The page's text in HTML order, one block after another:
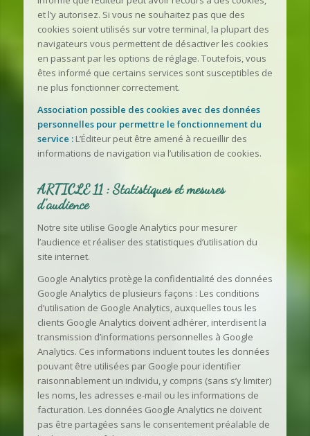
et l’y autorisez. Si vous ne souhaitez pas que des
cookies soient utilisés sur votre terminal, la plupart des
navigateurs vous permettent de désactiver les cookies
en passant par les options de réglage. Toutefois, vous
êtes informé que certains services sont susceptibles de
ne plus fonctionner correctement.
Association possible des cookies avec des données
personnelles pour permettre le fonctionnement du
service : L’Éditeur peut être amené à recueillir des
informations de navigation via l’utilisation de cookies.
ARTICLE 11 : Statistiques et mesures
d’audience
Notre site utilise Google Analytics pour mesurer
l’audience et réaliser des statistiques d’utilisation du
site internet.
Google Analytics protège la confidentialité des données
Google Analytics de plusieurs façons : Les conditions
d’utilisation de Google Analytics, auxquelles tous les
clients Google Analytics doivent adhérer, interdisent la
transmission d’informations personnelles à Google
Analytics. Ces informations incluent toutes les données
pouvant être utilisées par Google pour identifier
raisonnablement un individu, y compris (sans s’y limiter)
les noms, les adresses e-mail ou les informations de
facturation. Les données Google Analytics ne doivent
pas être partagées sans le consentement préalable de